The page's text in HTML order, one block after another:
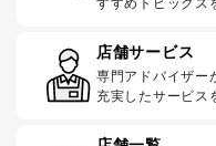
すすめトピックス
店舗サービス
専門アドバイザー
充実したサービス